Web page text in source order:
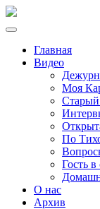
Главная
Видео
Моя
Старый
По
Гость в
О нас
Архив